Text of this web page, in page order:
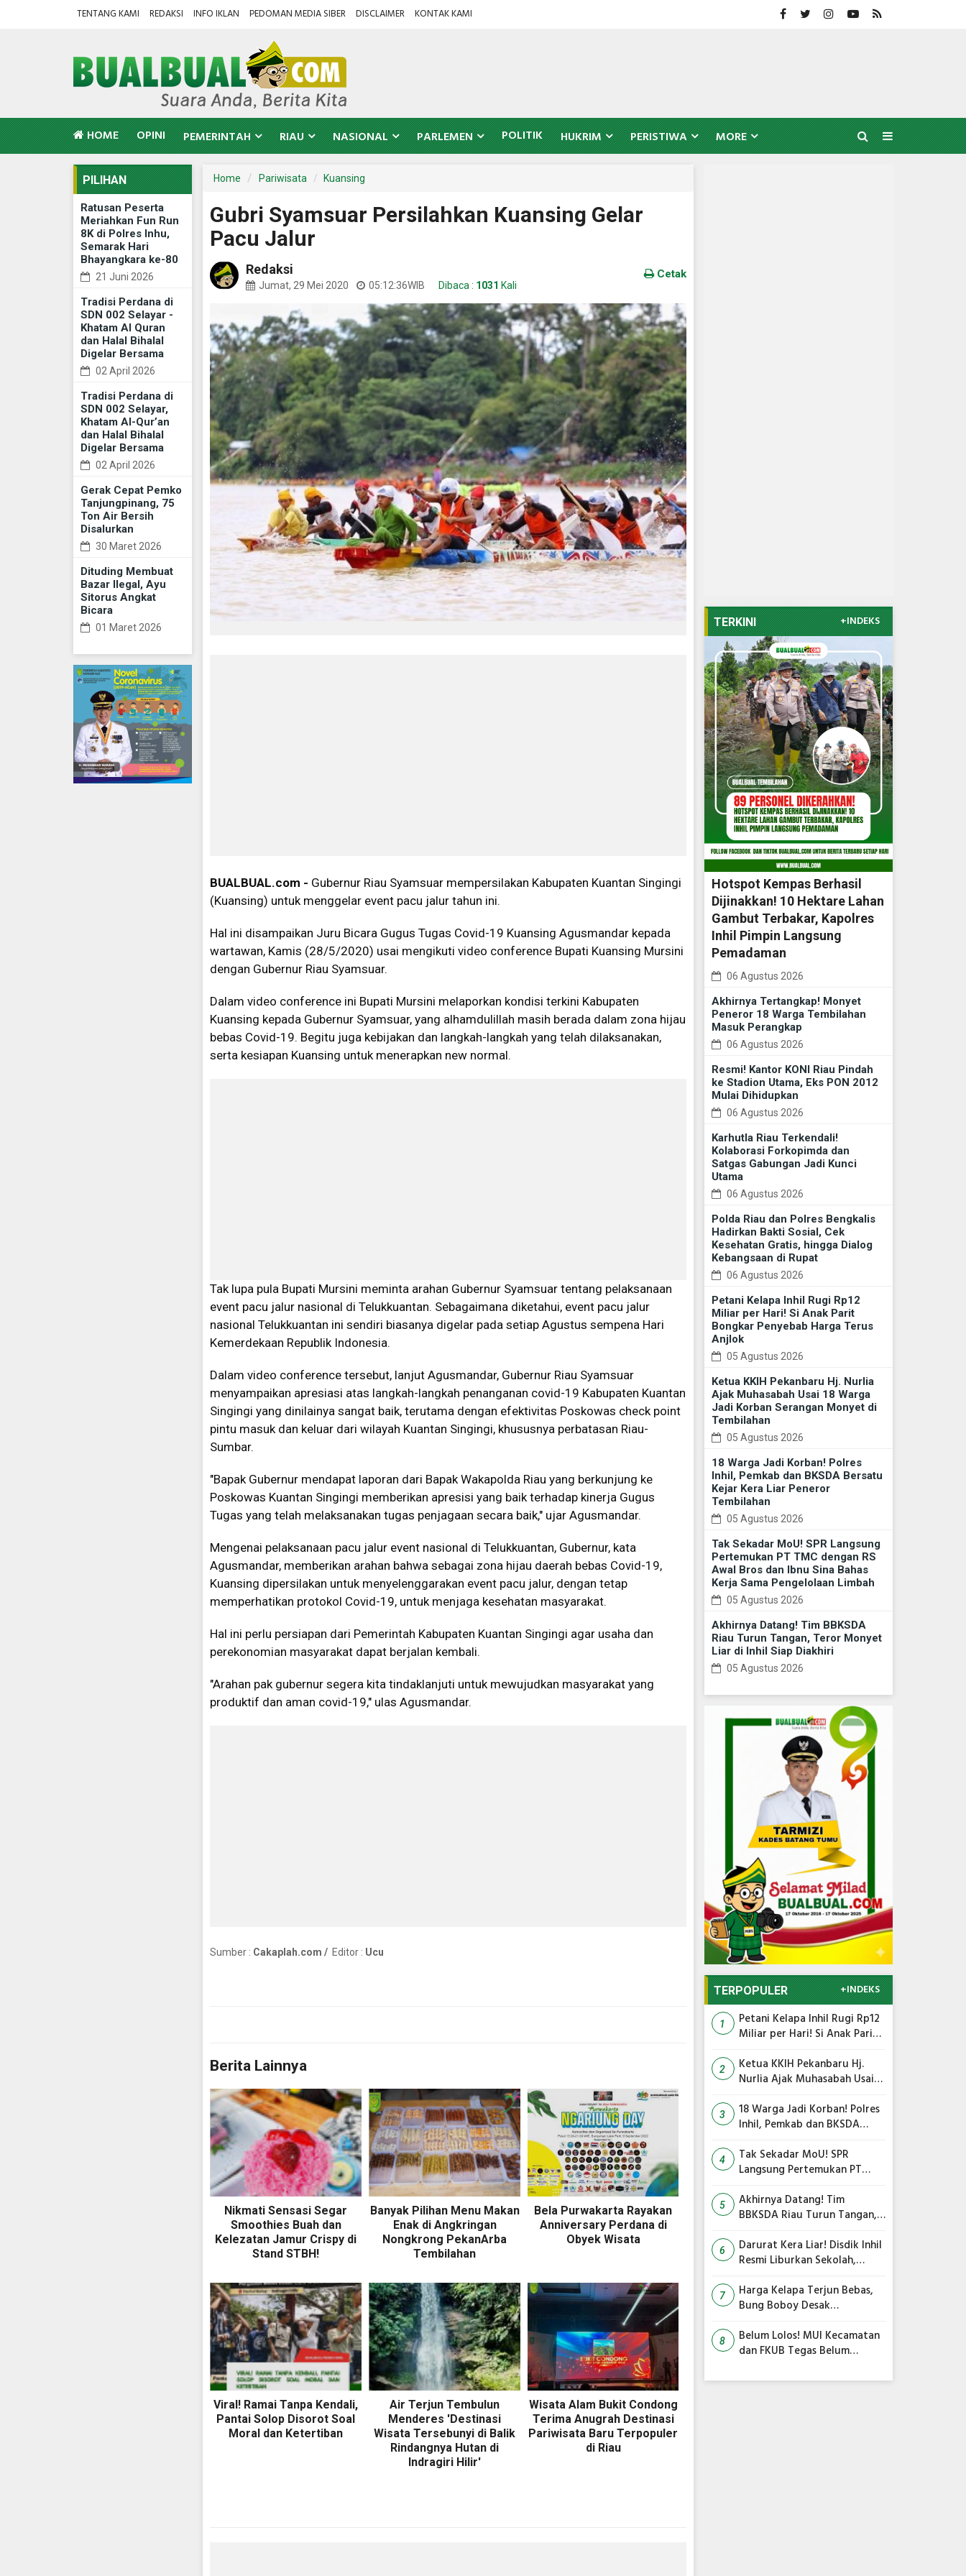
TENTANG KAMI REDAKSI INFO IKLAN PEDOMAN MEDIA SIBER DISCLAIMER KONTAK KAMI
HOME OPINI PEMERINTAH RIAU NASIONAL PARLEMEN POLITIK HUKRIM PERISTIWA MORE
PILIHAN
Ratusan Peserta
Meriahkan Fun Run
8K di Polres Inhu,
Semarak Hari
Bhayangkara ke-80
21 Juni 2026
Tradisi Perdana di
SDN 002 Selayar -
Khatam Al Quran
dan Halal Bihalal
Digelar Bersama
02 April 2026
Tradisi Perdana di
SDN 002 Selayar,
Khatam Al-Qur’an
dan Halal Bihalal
Digelar Bersama
02 April 2026
Gerak Cepat Pemko
Tanjungpinang, 75
Ton Air Bersih
Disalurkan
30 Maret 2026
Dituding Membuat
Bazar Ilegal, Ayu
Sitorus Angkat
Bicara
01 Maret 2026
Home Pariwisata Kuansing
Gubri Syamsuar Persilahkan Kuansing Gelar
Pacu Jalur
Redaksi
Jumat, 29 Mei 2020 05:12:36WIB Dibaca : 1031 Kali
Cetak
BUALBUAL.com - Gubernur Riau Syamsuar mempersilakan Kabupaten Kuantan Singingi
(Kuansing) untuk menggelar event pacu jalur tahun ini.
Hal ini disampaikan Juru Bicara Gugus Tugas Covid-19 Kuansing Agusmandar kepada
wartawan, Kamis (28/5/2020) usai mengikuti video conference Bupati Kuansing Mursini
dengan Gubernur Riau Syamsuar.
Dalam video conference ini Bupati Mursini melaporkan kondisi terkini Kabupaten
Kuansing kepada Gubernur Syamsuar, yang alhamdulillah masih berada dalam zona hijau
bebas Covid-19. Begitu juga kebijakan dan langkah-langkah yang telah dilaksanakan,
serta kesiapan Kuansing untuk menerapkan new normal.
Tak lupa pula Bupati Mursini meminta arahan Gubernur Syamsuar tentang pelaksanaan
event pacu jalur nasional di Telukkuantan. Sebagaimana diketahui, event pacu jalur
nasional Telukkuantan ini sendiri biasanya digelar pada setiap Agustus sempena Hari
Kemerdekaan Republik Indonesia.
Dalam video conference tersebut, lanjut Agusmandar, Gubernur Riau Syamsuar
menyampaikan apresiasi atas langkah-langkah penanganan covid-19 Kabupaten Kuantan
Singingi yang dinilainya sangat baik, terutama dengan efektivitas Poskowas check point
pintu masuk dan keluar dari wilayah Kuantan Singingi, khususnya perbatasan Riau-
Sumbar.
"Bapak Gubernur mendapat laporan dari Bapak Wakapolda Riau yang berkunjung ke
Poskowas Kuantan Singingi memberikan apresisi yang baik terhadap kinerja Gugus
Tugas yang telah melaksanakan tugas penjagaan secara baik," ujar Agusmandar.
Mengenai pelaksanaan pacu jalur event nasional di Telukkuantan, Gubernur, kata
Agusmandar, memberikan arahan bahwa sebagai zona hijau daerah bebas Covid-19,
Kuansing dipersilakan untuk menyelenggarakan event pacu jalur, dengan tetap
memperhatikan protokol Covid-19, untuk menjaga kesehatan masyarakat.
Hal ini perlu persiapan dari Pemerintah Kabupaten Kuantan Singingi agar usaha dan
perekonomian masyarakat dapat berjalan kembali.
"Arahan pak gubernur segera kita tindaklanjuti untuk mewujudkan masyarakat yang
produktif dan aman covid-19," ulas Agusmandar.
Sumber : Cakaplah.com / Editor : Ucu
Berita Lainnya
Nikmati Sensasi Segar
Smoothies Buah dan
Kelezatan Jamur Crispy di
Stand STBH!
Banyak Pilihan Menu Makan
Enak di Angkringan
Nongkrong PekanArba
Tembilahan
Bela Purwakarta Rayakan
Anniversary Perdana di
Obyek Wisata
Viral! Ramai Tanpa Kendali,
Pantai Solop Disorot Soal
Moral dan Ketertiban
Air Terjun Tembulun
Menderes 'Destinasi
Wisata Tersebunyi di Balik
Rindangnya Hutan di
Indragiri Hilir'
Wisata Alam Bukit Condong
Terima Anugrah Destinasi
Pariwisata Baru Terpopuler
di Riau
TERKINI +INDEKS
Hotspot Kempas Berhasil
Dijinakkan! 10 Hektare Lahan
Gambut Terbakar, Kapolres
Inhil Pimpin Langsung
Pemadaman
06 Agustus 2026
Akhirnya Tertangkap! Monyet
Peneror 18 Warga Tembilahan
Masuk Perangkap
06 Agustus 2026
Resmi! Kantor KONI Riau Pindah
ke Stadion Utama, Eks PON 2012
Mulai Dihidupkan
06 Agustus 2026
Karhutla Riau Terkendali!
Kolaborasi Forkopimda dan
Satgas Gabungan Jadi Kunci
Utama
06 Agustus 2026
Polda Riau dan Polres Bengkalis
Hadirkan Bakti Sosial, Cek
Kesehatan Gratis, hingga Dialog
Kebangsaan di Rupat
06 Agustus 2026
Petani Kelapa Inhil Rugi Rp12
Miliar per Hari! Si Anak Parit
Bongkar Penyebab Harga Terus
Anjlok
05 Agustus 2026
Ketua KKIH Pekanbaru Hj. Nurlia
Ajak Muhasabah Usai 18 Warga
Jadi Korban Serangan Monyet di
Tembilahan
05 Agustus 2026
18 Warga Jadi Korban! Polres
Inhil, Pemkab dan BKSDA Bersatu
Kejar Kera Liar Peneror
Tembilahan
05 Agustus 2026
Tak Sekadar MoU! SPR Langsung
Pertemukan PT TMC dengan RS
Awal Bros dan Ibnu Sina Bahas
Kerja Sama Pengelolaan Limbah
05 Agustus 2026
Akhirnya Datang! Tim BBKSDA
Riau Turun Tangan, Teror Monyet
Liar di Inhil Siap Diakhiri
05 Agustus 2026
TERPOPULER +INDEKS
1
Petani Kelapa Inhil Rugi Rp12
Miliar per Hari! Si Anak Parit
Terus Anjlok
2
Ketua KKIH Pekanbaru Hj.
Nurlia Ajak Muhasabah Usai
Serangan Monyet di
Tembilahan
3
18 Warga Jadi Korban! Polres
Inhil, Pemkab dan BKSDA
Peneror Tembilahan
4
Tak Sekadar MoU! SPR
Langsung Pertemukan PT
dan Ibnu Sina Bahas Kerja
Sama Pengelolaan Limbah
5
Akhirnya Datang! Tim
BBKSDA Riau Turun Tangan,
Siap Diakhiri
6
Darurat Kera Liar! Disdik Inhil
Resmi Liburkan Sekolah,
7
Harga Kelapa Terjun Bebas,
Bung Boboy Desak
Selamatkan Petani!
8
Belum Lolos! MUI Kecamatan
dan FKUB Tegas Belum
Minhajus Sunnah Jadi Masjid